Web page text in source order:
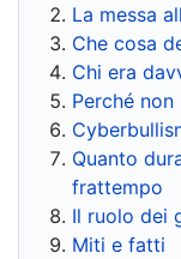
La messa
Che cosa
Chi era
Perché
Quanto
frattempo
Il ruolo dei
Miti e fatti